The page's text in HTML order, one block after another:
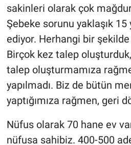
sakinleri olarak çok
Şebeke sorunu yaklaşık 15
ediyor. Herhangi bir
Birçok kez talep
talep oluşturmamıza
yapılmadı. Biz de bütün
yaptığımıza rağmen, geri
Nüfus olarak 70 hane ev
nüfusa sahibiz. 400-500